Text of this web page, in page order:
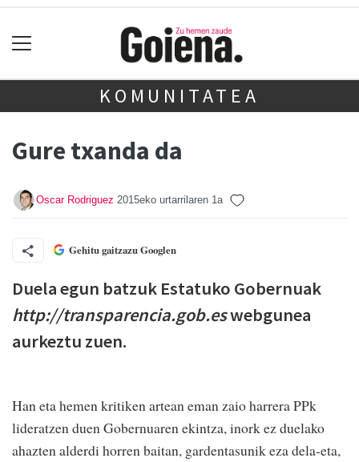
KOMUNITATEA
Gure txanda da
Oscar Rodriguez 2015eko urtarrilaren 1a
Gehitu gaitzazu Googlen
Duela egun batzuk Estatuko Gobernuak
http://transparencia.gob.eswebgunea
aurkeztu zuen.
Han eta hemen kritiken artean eman zaio harrera PPk
lideratzen duen Gobernuaren ekintza, inork ez duelako
ahazten alderdi horren baitan, gardentasunik eza dela-eta,